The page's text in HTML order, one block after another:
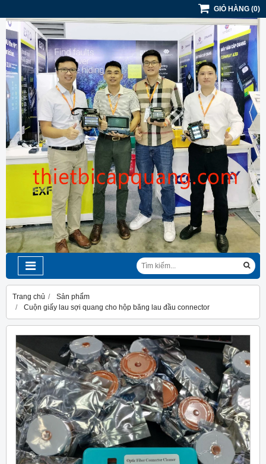
GIỎ HÀNG (0)
Trang chủ
Sản phẩm
Cuộn giấy lau sợi quang cho hộp băng lau đầu connector